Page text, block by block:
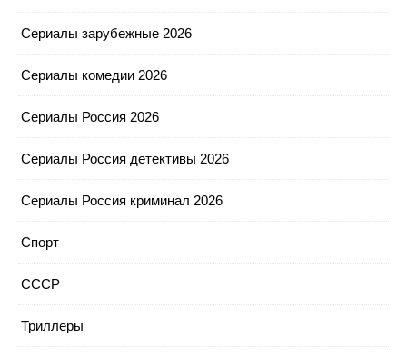
Сериалы зарубежные 2026
Сериалы комедии 2026
Сериалы Россия 2026
Сериалы Россия детективы 2026
Сериалы Россия криминал 2026
Спорт
СССР
Триллеры